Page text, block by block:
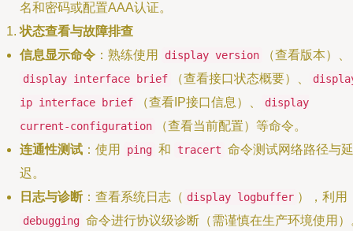
名和密码或配置AAA认证。
状态查看与故障排查
信息显示命令 ：熟练使用 display version （查看版本）、
display interface brief （查看接口状态概要）、
ip interface brief
（查看IP接口信息）、
display
current-configuration
（查看当前配置）等命令。
连通性测试 ：使用 ping 和 tracert 命令测试网络路径与延
迟。
日志与诊断 ：查看系统日志（ display logbuffer ），利用
debugging 命令进行协议级诊断（需谨慎在生产环境使用）